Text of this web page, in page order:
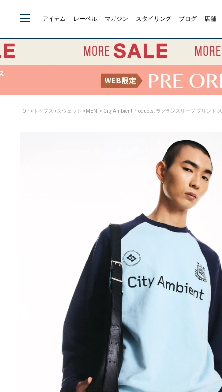
アイテム レーベル マガジン スタイリング ブログ 店舗
TOP > トップス > スウェット > MEN > City Ambient Products: ラグランスリーブ プリント